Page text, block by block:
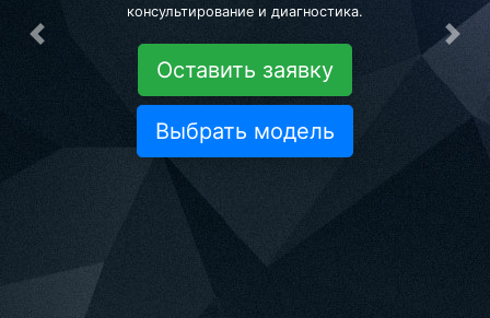
консультирование и диагностика.
Оставить заявку
Выбрать модель
Предыдущая